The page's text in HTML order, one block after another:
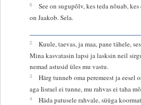
6
See on sugupõlv, kes teda nõuab,
on Jaakob. Sela.
2
Kuule, taevas, ja maa, pane tähele,
Mina kasvatasin lapsi ja lasksin neil
nemad astusid üles mu vastu.
3
Härg tunneb oma peremeest ja eesel
aga Iisrael ei tunne, mu rahvas ei taha
4
Häda patusele rahvale, süüga